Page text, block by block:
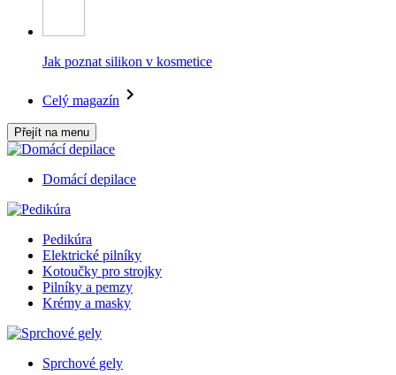
Jak poznat silikon v kosmetice
Celý magazín
Přejít na menu
Domácí depilace
Pedikúra
Elektrické pilníky
Kotoučky pro strojky
Pilníky a pemzy
Krémy a masky
Sprchové gely